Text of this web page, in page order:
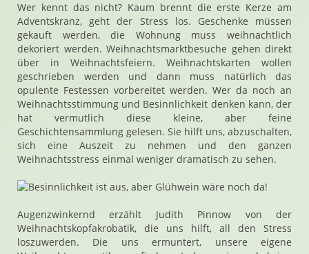
Wer kennt das nicht? Kaum brennt die erste Kerze am
Adventskranz, geht der Stress los. Geschenke müssen
gekauft werden, die Wohnung muss weihnachtlich
dekoriert werden. Weihnachtsmarktbesuche gehen direkt
über in Weihnachtsfeiern. Weihnachtskarten wollen
geschrieben werden und dann muss natürlich das
opulente Festessen vorbereitet werden. Wer da noch an
Weihnachtsstimmung und Besinnlichkeit denken kann, der
hat vermutlich diese kleine, aber feine
Geschichtensammlung gelesen. Sie hilft uns, abzuschalten,
sich eine Auszeit zu nehmen und den ganzen
Weihnachtsstress einmal weniger dramatisch zu sehen.
Augenzwinkernd erzählt Judith Pinnow von der
Weihnachtskopfakrobatik, die uns hilft, all den Stress
loszuwerden. Die uns ermuntert, unsere eigene